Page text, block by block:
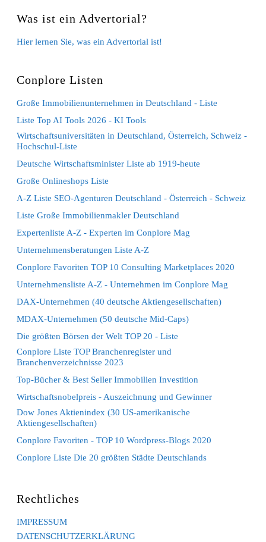
Was ist ein Advertorial?
Hier lernen Sie, was ein Advertorial ist!
Conplore Listen
Große Immobilienunternehmen in Deutschland - Liste
Liste Top AI Tools 2026 - KI Tools
Wirtschaftsuniversitäten in Deutschland, Österreich, Schweiz -
Hochschul-Liste
Deutsche Wirtschaftsminister Liste ab 1919-heute
Große Onlineshops Liste
A-Z Liste SEO-Agenturen Deutschland - Österreich - Schweiz
Liste Große Immobilienmakler Deutschland
Expertenliste A-Z - Experten im Conplore Mag
Unternehmensberatungen Liste A-Z
Conplore Favoriten TOP 10 Consulting Marketplaces 2020
Unternehmensliste A-Z - Unternehmen im Conplore Mag
DAX-Unternehmen (40 deutsche Aktiengesellschaften)
MDAX-Unternehmen (50 deutsche Mid-Caps)
Die größten Börsen der Welt TOP 20 - Liste
Conplore Liste TOP Branchenregister und
Branchenverzeichnisse 2023
Top-Bücher & Best Seller Immobilien Investition
Wirtschaftsnobelpreis - Auszeichnung und Gewinner
Dow Jones Aktienindex (30 US-amerikanische
Aktiengesellschaften)
Conplore Favoriten - TOP 10 Wordpress-Blogs 2020
Conplore Liste Die 20 größten Städte Deutschlands
Rechtliches
IMPRESSUM
DATENSCHUTZERKLÄRUNG